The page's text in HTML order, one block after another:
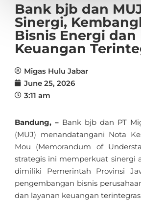
Bank bjb dan
Sinergi,
Bisnis Energi dan
Keuangan
Migas Hulu Jabar
June 25, 2026
3:11 am
Bandung, – Bank bjb dan PT
(MUJ) menandatangani Nota
Mou (Memorandum of
strategis ini memperkuat sinergi
dimiliki Pemerintah Provinsi
pengembangan bisnis
dan layanan keuangan